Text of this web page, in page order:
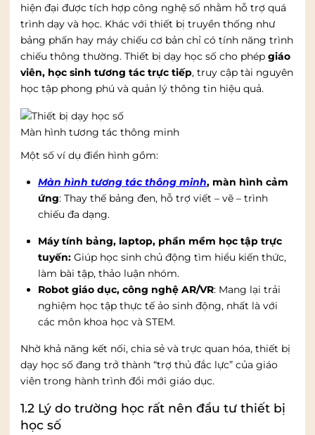
hiện đại được tích hợp công nghệ số nhằm hỗ trợ quá
trình dạy và học. Khác với thiết bị truyền thống như
bảng phấn hay máy chiếu cơ bản chỉ có tính năng trình
chiếu thông thường. Thiết bị dạy học số cho phép giáo
viên, học sinh tương tác trực tiếp, truy cập tài nguyên
học tập phong phú và quản lý thông tin hiệu quả.
Màn hình tương tác thông minh
Một số ví dụ điển hình gồm:
Màn hình tương tác thông minh, màn hình cảm
ứng: Thay thế bảng đen, hỗ trợ viết – vẽ – trình
chiếu đa dạng.
Máy tính bảng, laptop, phần mềm học tập trực
tuyến: Giúp học sinh chủ động tìm hiểu kiến thức,
làm bài tập, thảo luận nhóm.
Robot giáo dục, công nghệ AR/VR: Mang lại trải
nghiệm học tập thực tế ảo sinh động, nhất là với
các môn khoa học và STEM.
Nhờ khả năng kết nối, chia sẻ và trực quan hóa, thiết bị
dạy học số đang trở thành “trợ thủ đắc lực” của giáo
viên trong hành trình đổi mới giáo dục.
1.2 Lý do trường học rất nên đầu tư thiết bị
học số